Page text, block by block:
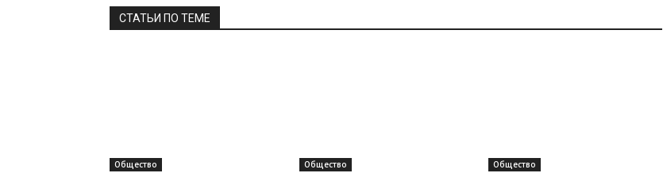
СТАТЬИ ПО ТЕМЕ
Общество Общество Общество